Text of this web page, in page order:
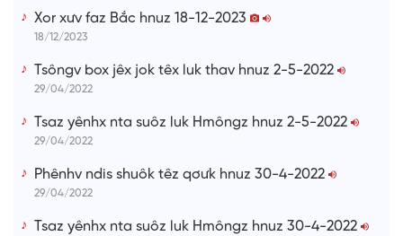
Xor xưv faz Bắc hnuz 18-12-2023
18/12/2023
Tsôngv box jêx jok têx luk thav hnuz 2-5-2022
29/04/2022
Tsaz yênhx nta suôz luk Hmôngz hnuz 2-5-2022
29/04/2022
Phênhv ndis shuôk têz qơưk hnuz 30-4-2022
29/04/2022
Tsaz yênhx nta suôz luk Hmôngz hnuz 30-4-2022